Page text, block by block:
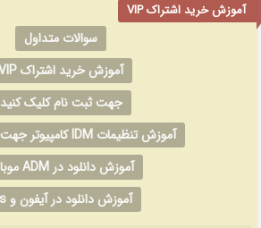
آموزش خرید اشتراک VIP
سوالات متداول
آموزش خرید اشتراک VIP
جهت ثبت نام کلیک کنید
آموزش تنظیمات IDM کامپیوتر جهت دانلود VIP
آموزش دانلود در ADM موبایل
آموزش دانلود در آیفون و ios